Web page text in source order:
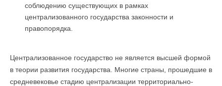
соблюдению существующих в рамках
централизованного государства законности и
правопорядка.
Централизованное государство не является высшей формой
в теории развития государства. Многие страны, прошедшие в
средневековье стадию централизации территориально-